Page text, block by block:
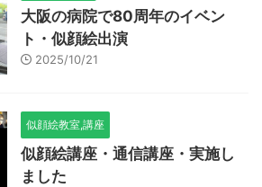
大阪の病院で80周年のイベン
ト・似顔絵出演
2025/10/21
似顔絵教室,講座
似顔絵講座・通信講座・実施し
ました